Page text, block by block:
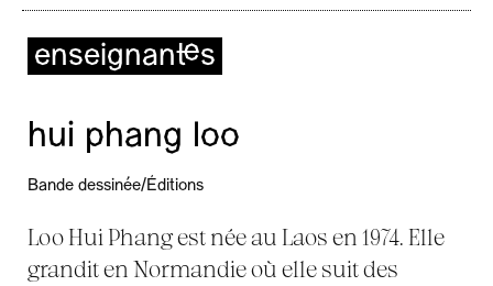
enseignant·es
hui phang loo
Bande dessinée/Éditions
Loo Hui Phang est née au Laos en 1974. Elle
grandit en Normandie où elle suit des